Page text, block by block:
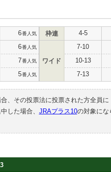
6番人気
6番人気
7番人気
5番人気
枠連 4-5
ワイド
7-10
10-13
7-13
、その投票法に投票された方全員に
した場合、 JRAプラス10の対象にな